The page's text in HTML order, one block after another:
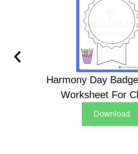
Harmony Day
Worksheet For
Download